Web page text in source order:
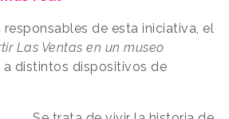
de esta iniciativa, el
Las Ventas en un museo
distintos dispositivos de